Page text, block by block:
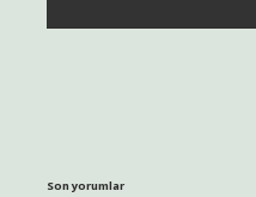
Son yorumlar